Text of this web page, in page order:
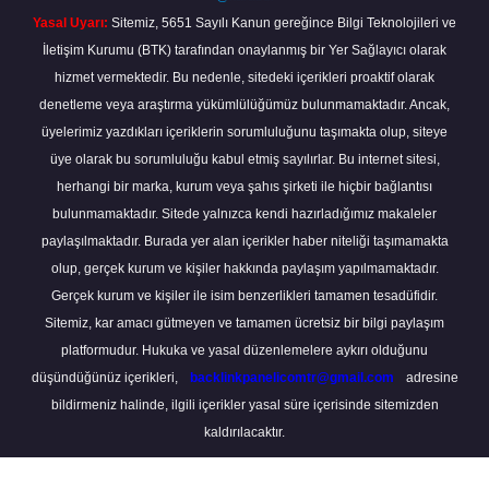
Yasal Uyarı: Sitemiz, 5651 Sayılı Kanun gereğince Bilgi Teknolojileri ve
İletişim Kurumu (BTK) tarafından onaylanmış bir Yer Sağlayıcı olarak
hizmet vermektedir. Bu nedenle, sitedeki içerikleri proaktif olarak
denetleme veya araştırma yükümlülüğümüz bulunmamaktadır. Ancak,
üyelerimiz yazdıkları içeriklerin sorumluluğunu taşımakta olup, siteye
üye olarak bu sorumluluğu kabul etmiş sayılırlar. Bu internet sitesi,
herhangi bir marka, kurum veya şahıs şirketi ile hiçbir bağlantısı
bulunmamaktadır. Sitede yalnızca kendi hazırladığımız makaleler
paylaşılmaktadır. Burada yer alan içerikler haber niteliği taşımamakta
olup, gerçek kurum ve kişiler hakkında paylaşım yapılmamaktadır.
Gerçek kurum ve kişiler ile isim benzerlikleri tamamen tesadüfidir.
Sitemiz, kar amacı gütmeyen ve tamamen ücretsiz bir bilgi paylaşım
platformudur. Hukuka ve yasal düzenlemelere aykırı olduğunu
düşündüğünüz içerikleri,
backlinkpanelicomtr@gmail.com
adresine
bildirmeniz halinde, ilgili içerikler yasal süre içerisinde sitemizden
kaldırılacaktır.